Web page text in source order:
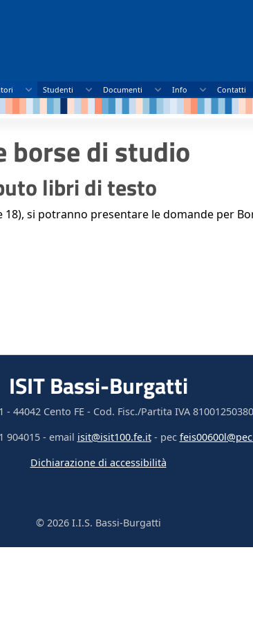
Studenti Documenti Info Contatti
di studio
libri di testo
si potranno presentare le domande per
ISIT Bassi-Burgatti
- 44042 Cento FE - Cod. Fisc./Partita IVA 81001250380
904015 - email isit@isit100.fe.it- pec
Dichiarazione di accessibilità
© 2026 I.I.S. Bassi-Burgatti